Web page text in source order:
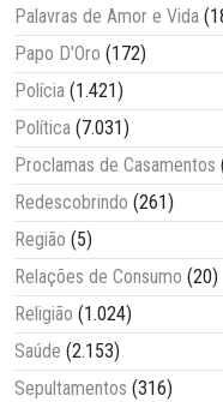
Palavras de Amor e Vida
Papo D'Oro (172)
Polícia (1.421)
Política (7.031)
Proclamas de Casamentos
Redescobrindo (261)
Região (5)
Relações de Consumo (20)
Religião (1.024)
Saúde (2.153)
Sepultamentos (316)